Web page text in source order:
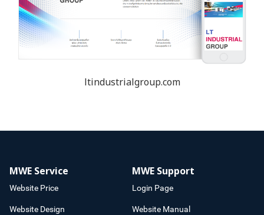
ltindustrialgroup.com
MWE Service
Website Price
Website Design
MWE Support
Login Page
Website Manual